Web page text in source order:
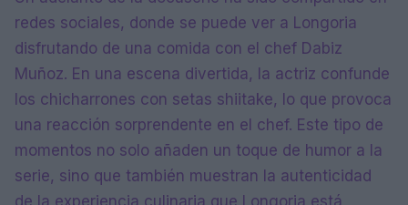
redes sociales, donde se puede ver a Longoria
disfrutando de una comida con el chef Dabiz
Muñoz. En una escena divertida, la actriz confunde
los chicharrones con setas shiitake, lo que provoca
una reacción sorprendente en el chef. Este tipo de
momentos no solo añaden un toque de humor a la
serie, sino que también muestran la autenticidad
de la experiencia culinaria que Longoria está